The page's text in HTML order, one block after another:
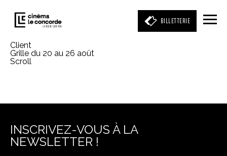
BILLETTERIE
Client
Grille du 20 au 26 août
Scroll
INSCRIVEZ-VOUS À LA
NEWSLETTER !